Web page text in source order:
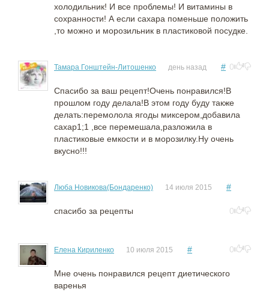
холодильник! И все проблемы! И витамины в
сохранности! А если сахара поменьше положить
,то можно и морозильник в пластиковой посудке.
Тамара Гонштейн-Литошенко день назад # 0
Спасибо за ваш рецепт!Очень понравился!В
прошлом году делала!В этом году буду также
делать:перемолола ягоды миксером,добавила
сахар1;1 ,все перемешала,разложила в
пластиковые емкости и в морозилку.Ну очень
вкусно!!!
Люба Новикова(Бондаренко) 14 июля 2015 #
0
спасибо за рецепты
Елена Кириленко 10 июля 2015 # 0
Мне очень понравился рецепт диетического
варенья